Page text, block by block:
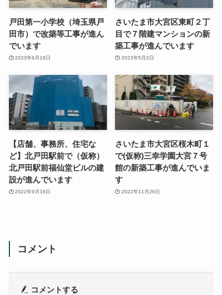
戸田第一小学校（埼玉県戸
田市）で改築等工事が進ん
でいます
2023年6月18日
さいたま市大宮区東町２丁
目で７階建マンションの新
築工事が進んでいます
2023年5月2日
【店舗、事務所、住宅な
ど】北戸田駅前で（仮称）
北戸田駅前福仙堂ビルの建
設が進んでいます
2022年9月16日
さいたま市大宮区桜木町１
で(仮称)三幸学園大宮７号
館の新築工事が進んでいま
す
2022年11月26日
コメント
コメントする